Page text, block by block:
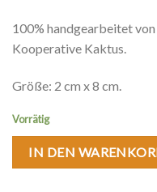
100% handgearbeitet
Kooperative Kaktus.
Größe: 2 cm x 8 cm.
Vorrätig
IN DEN